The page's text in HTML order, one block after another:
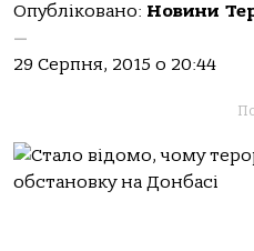
Опубліковано: Новини
—
29 Серпня, 2015 о 20:44